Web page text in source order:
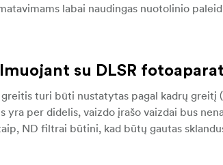
labai naudingas nuotolinio
su DLSR
turi būti nustatytas pagal kadrų greitį
per didelis, vaizdo įrašo vaizdai bus
ND filtrai būtini, kad būtų gautas